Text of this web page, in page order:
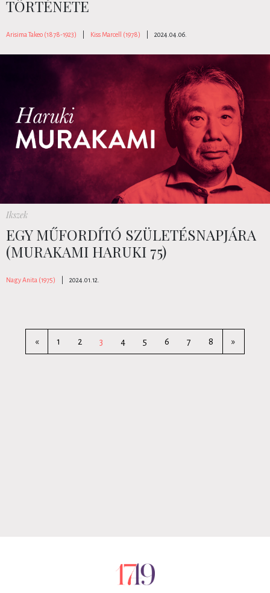
TÖRTÉNETE
Arisima Takeo (1878-1923) Kiss Marcell (1978) 2024.04.06.
Ikszek
EGY MŰFORDÍTÓ SZÜLETÉSNAPJÁRA
(MURAKAMI HARUKI 75)
Nagy Anita (1975) 2024.01.12.
« 1 2 3 4 5 6 7 8 »